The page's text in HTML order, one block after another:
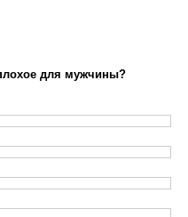
для мужчины?